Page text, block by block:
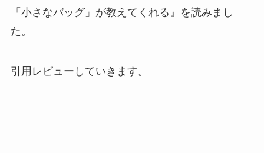
「小さなバッグ」が教えてくれる』を読みまし
た。
引用レビューしていきます。